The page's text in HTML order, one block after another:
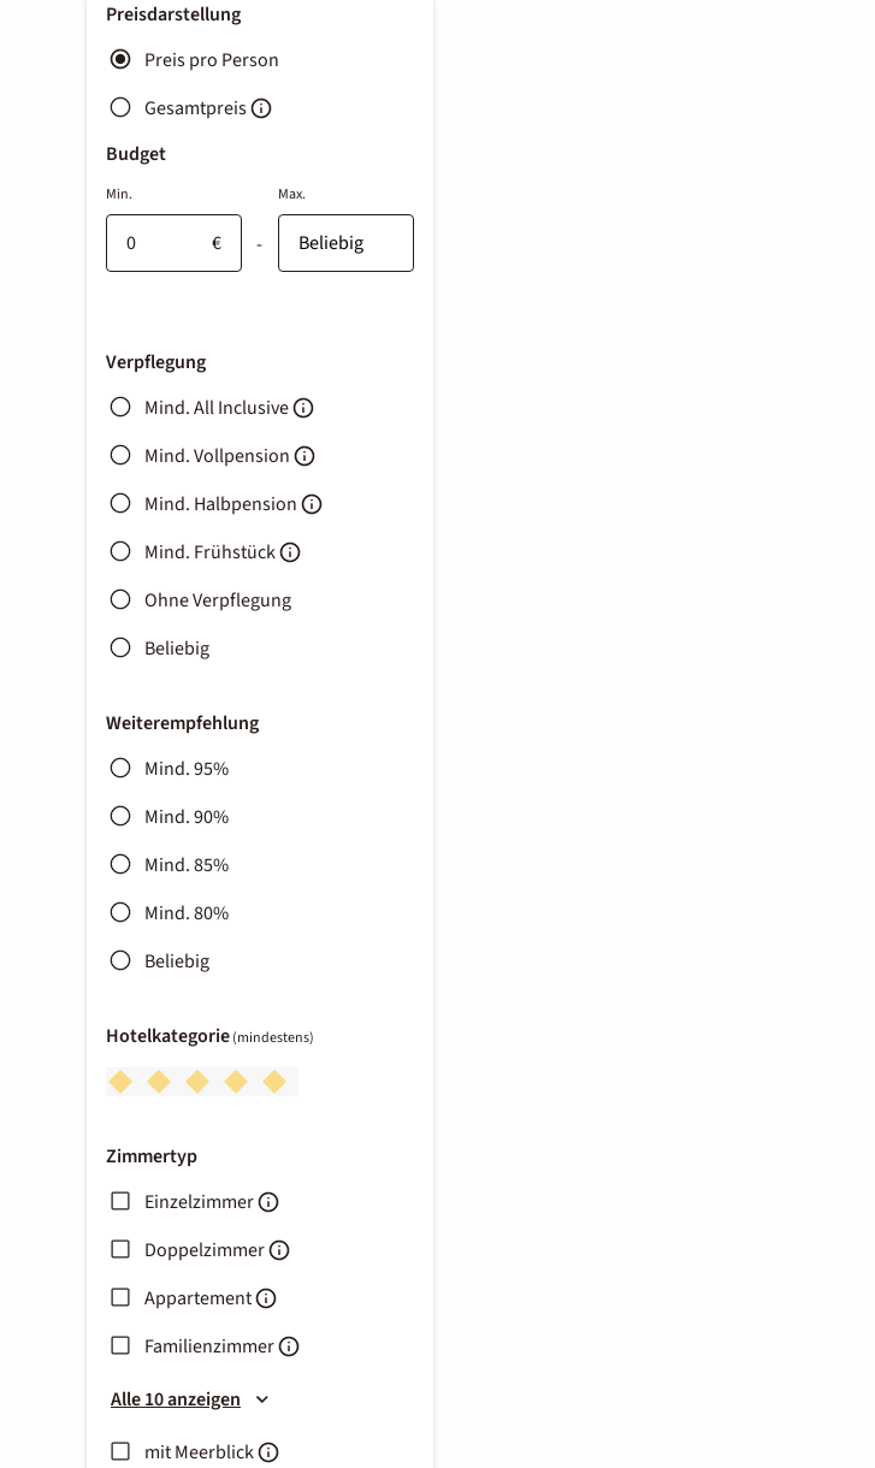
Preisdarstellung
Preis pro Person
Gesamtpreis
Budget
Min.
€ -
Max.
Verpflegung
Mind. All Inclusive
Mind. Vollpension
Mind. Halbpension
Mind. Frühstück
Ohne Verpflegung
Beliebig
Weiterempfehlung
Mind. 95%
Mind. 90%
Mind. 85%
Mind. 80%
Beliebig
Hotelkategorie(mindestens)
Zimmertyp
Einzelzimmer
Doppelzimmer
Appartement
Familienzimmer
Alle 10 anzeigen
mit Meerblick